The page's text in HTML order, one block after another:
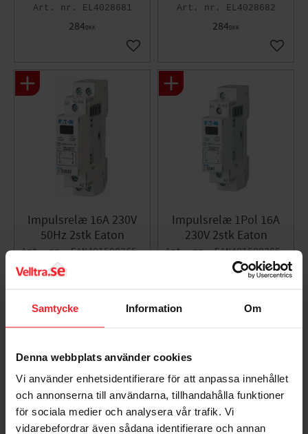
Samtycke Information Om
Denna webbplats använder cookies
Vi använder enhetsidentifierare för att anpassa innehållet
och annonserna till användarna, tillhandahålla funktioner
för sociala medier och analysera vår trafik. Vi
vidarebefordrar även sådana identifierare och annan
EL4028681
284DKK
Gem som favorit
EL4028682
284DKK
Gem
Impulsrelæ 16A 230V
50Hz 2stk Eaton
EAN4015082652715
Impulsrelæ 1Pol 16A
230V 2stk Eaton
EAN4015082652623
DKK